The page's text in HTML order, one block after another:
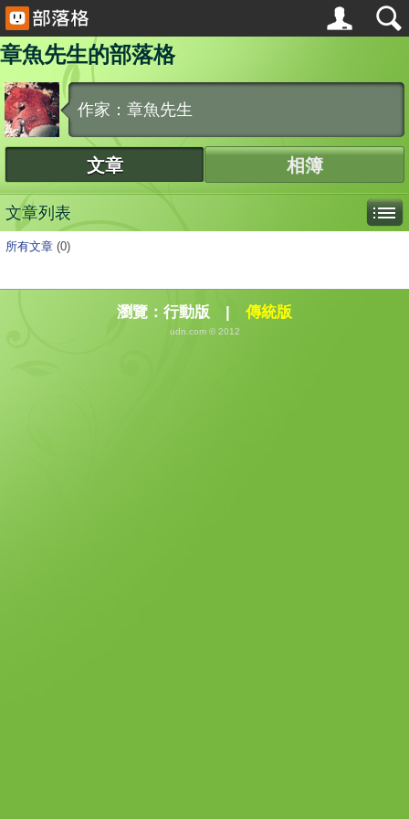
章魚先生的部落格
作家：章魚先生
文章 相簿
文章列表
所有文章 (0)
瀏覽： 行動版 | 傳統版
udn.com © 2012